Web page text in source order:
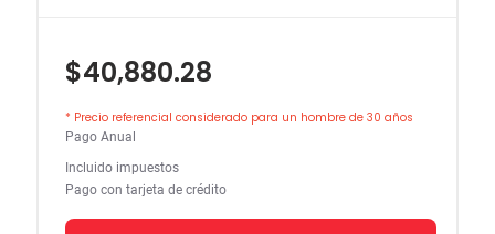
$40,880.28
* Precio referencial considerado para un hombre de 30 años
Pago Anual
Incluido impuestos
Pago con tarjeta de crédito